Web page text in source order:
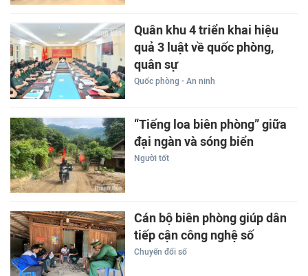
Quân khu 4 triển khai hiệu
quả 3 luật về quốc phòng,
quân sự
Quốc phòng - An ninh
“Tiếng loa biên phòng” giữa
đại ngàn và sóng biển
Người tốt
Cán bộ biên phòng giúp dân
tiếp cận công nghệ số
Chuyển đổi số